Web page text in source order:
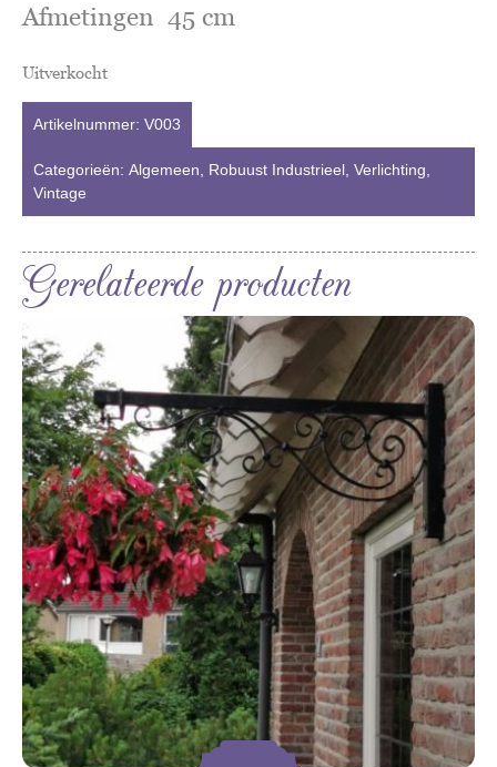
Afmetingen 45 cm
Uitverkocht
Artikelnummer: V003
Categorieën: Algemeen Robuust Industrieel Verlichting
Vintage
Gerelateerde producten